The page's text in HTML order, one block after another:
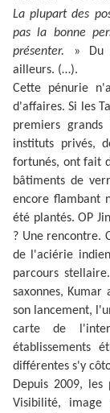
La plupart des
pas la bonne
présenter. » Du
ailleurs. (…).
Cette pénurie
d'affaires. Si les
premiers
instituts privés,
fortunés, ont fait
bâtiments de
encore flambant
été plantés. OP
? Une rencontre.
de l'aciérie
parcours
saxonnes,
son lancement,
carte de
établissements
différentes s'y
Depuis 2009,
Visibilité, image